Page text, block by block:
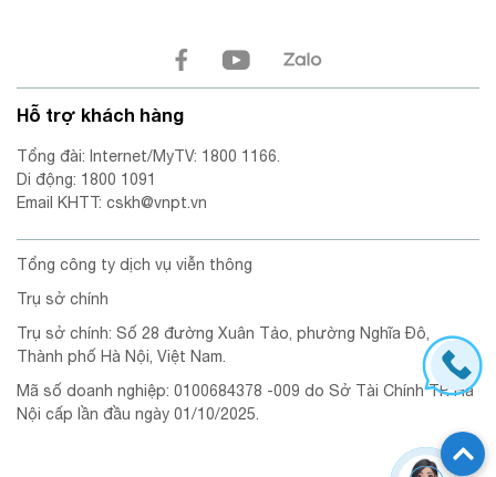
Hỗ trợ khách hàng
Tổng đài: Internet/MyTV: 1800 1166.
Di động: 1800 1091
Email KHTT: cskh@vnpt.vn
Tổng công ty dịch vụ viễn thông
Trụ sở chính
Trụ sở chính: Số 28 đường Xuân Tảo, phường Nghĩa Đô,
Thành phố Hà Nội, Việt Nam.
Mã số doanh nghiệp: 0100684378 -009 do Sở Tài Chính TP. Hà
Nội cấp lần đầu ngày 01/10/2025.